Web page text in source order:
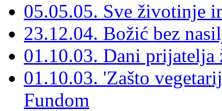
05.05.05. Sve životinje
23.12.04. Božić bez
01.10.03. Dani
01.10.03. 'Zašto
Fundom